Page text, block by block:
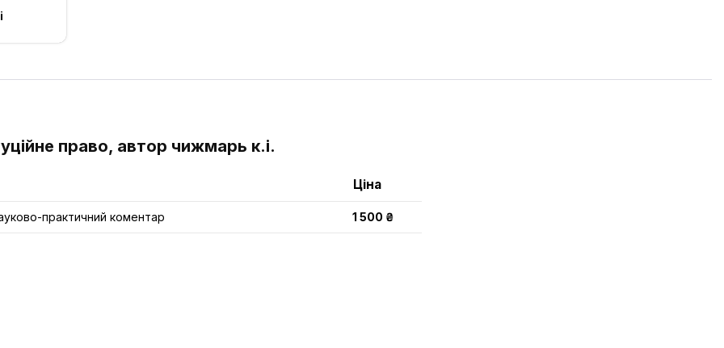
право, автор чижмарь к.і.
Ціна
практичний коментар 1 500 ₴